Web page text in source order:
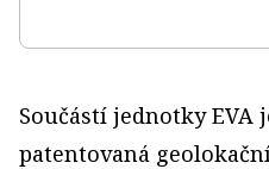
Součástí jednotky EVA
patentovaná